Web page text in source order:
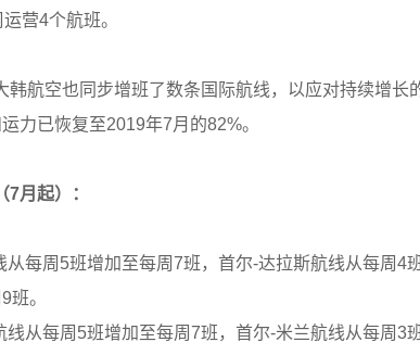
营4个航班。
韩航空也同步增班了数条国际航线，以应对持续增长
力已恢复至2019年7月的82%。
月起）：
从每周5班增加至每周7班，首尔-达拉斯航线从每周4
班。
从每周5班增加至每周7班，首尔-米兰航线从每周3